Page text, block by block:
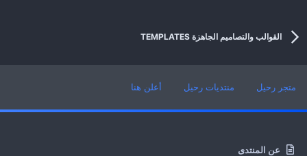
القوالب والتصاميم الجاهزة TEMPLATES
عن المنتدى
متجر رحيل منتديات رحيل أعلن هنا